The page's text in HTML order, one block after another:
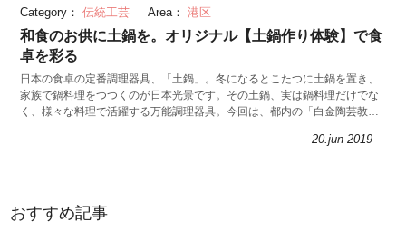
Category： 伝統工芸 Area： 港区
和食のお供に土鍋を。オリジナル【土鍋作り体験】で食
卓を彩る
日本の食卓の定番調理器具、「土鍋」。冬になるとこたつに土鍋を置き、
家族で鍋料理をつつくのが日本光景です。その土鍋、実は鍋料理だけでな
く、様々な料理で活躍する万能調理器具。今回は、都内の「白金陶芸教
20.jun 2019
おすすめ記事